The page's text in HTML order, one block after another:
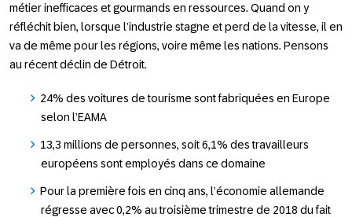
métier inefficaces et gourmands en ressources. Quand on y
réfléchit bien, lorsque l’industrie stagne et perd de la vitesse, il en
va de même pour les régions, voire même les nations. Pensons
au récent déclin de Détroit.
24% des voitures de tourisme sont fabriquées en Europe
selon l’EAMA
13,3 millions de personnes, soit 6,1% des travailleurs
européens sont employés dans ce domaine
Pour la première fois en cinq ans, l’économie allemande
régresse avec 0,2% au troisième trimestre de 2018 du fait